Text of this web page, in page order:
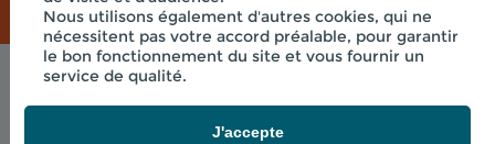
Mentions légales
© 2026 - UNION RÉGIONALE DES CPIE HAUTS-DE-
FRANCE - SIÈGE SOCIAL 33 RUE DES VICTIMES DE
Nous utilisons également d'autres cookies, qui ne
nécessitent pas votre accord préalable, pour garantir
le bon fonctionnement du site et vous fournir un
service de qualité.
J'accepte